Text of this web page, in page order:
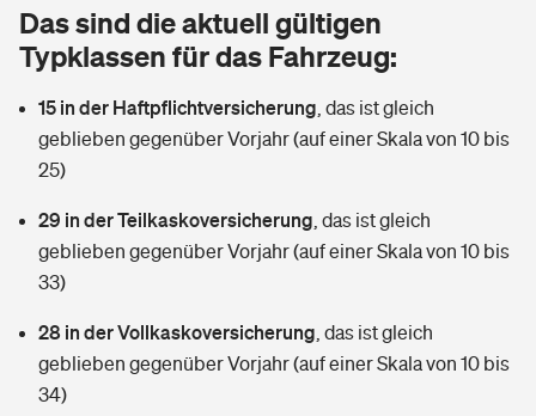
Tools
Wer versichert was: Jetzt Versicherer finden
Sie haben Fragen?
Glasversicherung
Mietkautionsversicherung
Restkreditversicherung
Zur Übersicht
Tools
Kinderunfall­ver­si­che­rung
Kinderinvalidität
Hundehalter-Haftpflicht
Handyversicherung
Dread-Disease-Versicherung
Tierkrankenversicherung
Zur Übersicht
Tools
Wer versichert was: Jetzt Versicherer finden
Sie haben Fragen?
Das sind die aktuell gültigen
Typklassen für das Fahrzeug:
15 in der Haftpflichtversicherung das ist gleich
geblieben gegenüber Vorjahr (auf einer Skala von 10 bis
25)
29 in der Teilkaskoversicherung das ist gleich
geblieben gegenüber Vorjahr (auf einer Skala von 10 bis
33)
28 in der Vollkaskoversicherung das ist gleich
geblieben gegenüber Vorjahr (auf einer Skala von 10 bis
34)